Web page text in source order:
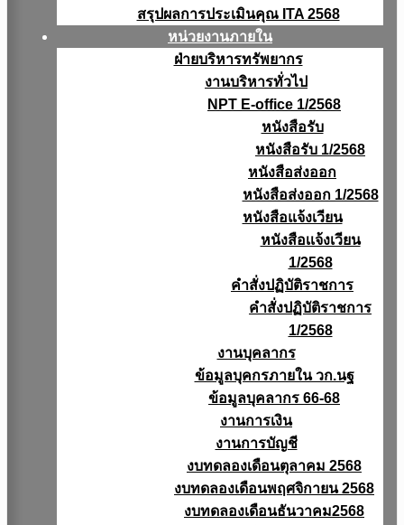
สรุปผลการประเมินคุณ ITA 2568
หน่วยงานภายใน
ฝ่ายบริหารทรัพยากร
งานบริหารทั่วไป
NPT E-office 1/2568
หนังสือรับ
หนังสือรับ 1/2568
หนังสือส่งออก
หนังสือส่งออก 1/2568
หนังสือแจ้งเวียน
หนังสือเเจ้งเวียน
1/2568
คำสั่งปฏิบัติราชการ
คำสั่งปฏิบัติราชการ
1/2568
งานบุคลากร
ข้อมูลบุคกรภายใน วก.นฐ
ข้อมูลบุคลากร 66-68
งานการเงิน
งานการบัญชี
งบทดลองเดือนตุลาคม 2568
งบทดลองเดือนพฤศจิกายน 2568
งบทดลองเดือนธันวาคม2568